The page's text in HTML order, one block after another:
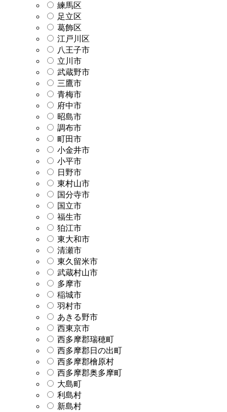
練馬区
足立区
葛飾区
江戸川区
八王子市
立川市
武蔵野市
三鷹市
青梅市
府中市
昭島市
調布市
町田市
小金井市
小平市
日野市
東村山市
国分寺市
国立市
福生市
狛江市
東大和市
清瀬市
東久留米市
武蔵村山市
多摩市
稲城市
羽村市
あきる野市
西東京市
西多摩郡瑞穂町
西多摩郡日の出町
西多摩郡檜原村
西多摩郡奥多摩町
大島町
利島村
新島村